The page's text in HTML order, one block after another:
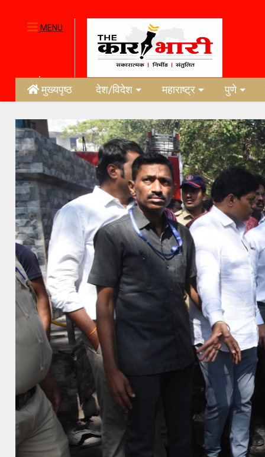
MENU
मुख्यपृष्ठ देश/विदेश महाराष्ट्र पुणे